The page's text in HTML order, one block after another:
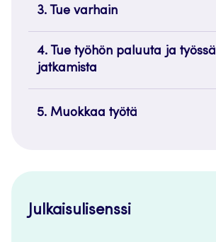
3. Tue varhain
4. Tue työhön paluuta ja työssä
jatkamista
5. Muokkaa työtä
Julkaisulisenssi